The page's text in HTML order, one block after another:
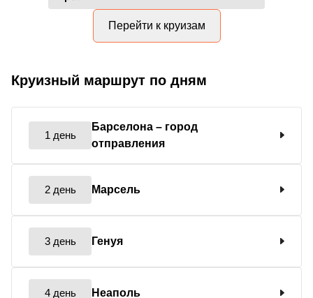
Перейти к круизам
Круизный маршрут по дням
1 день
Барселона – город
отправления
2 день Марсель
3 день Генуя
4 день Неаполь